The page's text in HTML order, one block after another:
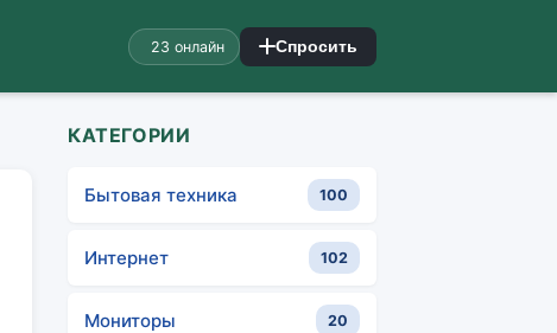
23 онлайн Спросить
КАТЕГОРИИ
Бытовая техника 100
Интернет 102
Мониторы 20